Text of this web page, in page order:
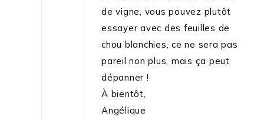
de vigne, vous pouvez plutôt
essayer avec des feuilles de
chou blanchies, ce ne sera pas
pareil non plus, mais ça peut
dépanner !
À bientôt,
Angélique